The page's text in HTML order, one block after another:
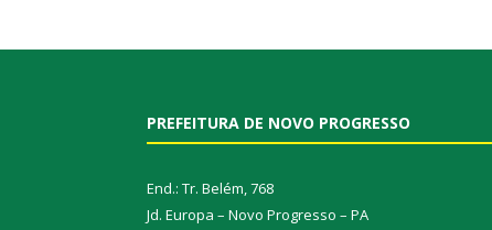
PREFEITURA DE NOVO PROGRESSO
End.: Tr. Belém, 768
Jd. Europa – Novo Progresso – PA